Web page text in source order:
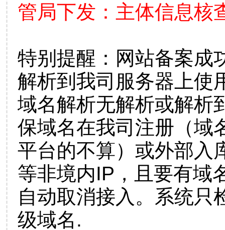
管局下发：主体信息核
特别提醒：网站备案成
解析到我司服务器上使
域名解析无解析或解析
保域名在我司注册（域
平台的不算）或外部入
等非境内IP，且要有域
自动取消接入。系统只
级域名.